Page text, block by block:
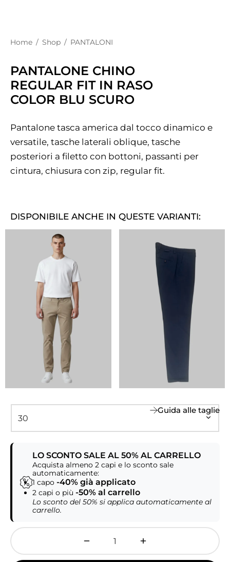
Home / Shop / PANTALONI
PANTALONE CHINO
REGULAR FIT IN RASO
COLOR BLU SCURO
Pantalone tasca america dal tocco dinamico e
versatile, tasche laterali oblique, tasche
posteriori a filetto con bottoni, passanti per
cintura, chiusura con zip, regular fit.
DISPONIBILE ANCHE IN QUESTE VARIANTI:
Guida alle taglie
LO SCONTO SALE AL 50% AL CARRELLO
Acquista almeno 2 capi e lo sconto sale
automaticamente:
1 capo -40% già applicato
2 capi o più -50% al carrello
Lo sconto del 50% si applica automaticamente al
carrello.